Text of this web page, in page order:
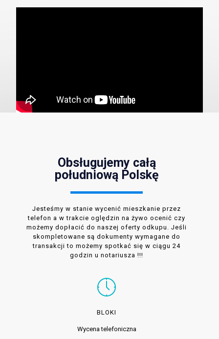
Obsługujemy całą
południową Polskę
Jesteśmy w stanie wycenić mieszkanie przez
telefon a w trakcie oględzin na żywo ocenić czy
możemy dopłacić do naszej oferty odkupu. Jeśli
skompletowane są dokumenty wymagane do
transakcji to możemy spotkać się w ciągu 24
godzin u notariusza !!!
BLOKI
Wycena telefoniczna